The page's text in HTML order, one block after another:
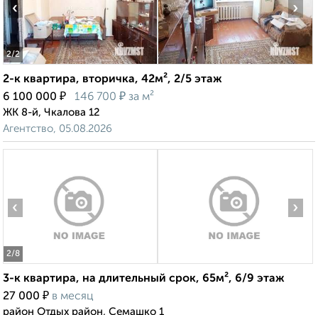
2/2
‹ ›
2-к квартира, вторичка, 42м², 2/5 этаж
6 100 000 ₽ 146 700 ₽ за м²
ЖК 8-й, Чкалова 12
Агентство, 05.08.2026
2/8
‹ ›
3-к квартира, на длительный срок, 65м², 6/9 этаж
27 000 ₽ в месяц
район Отдых район, Семашко 1